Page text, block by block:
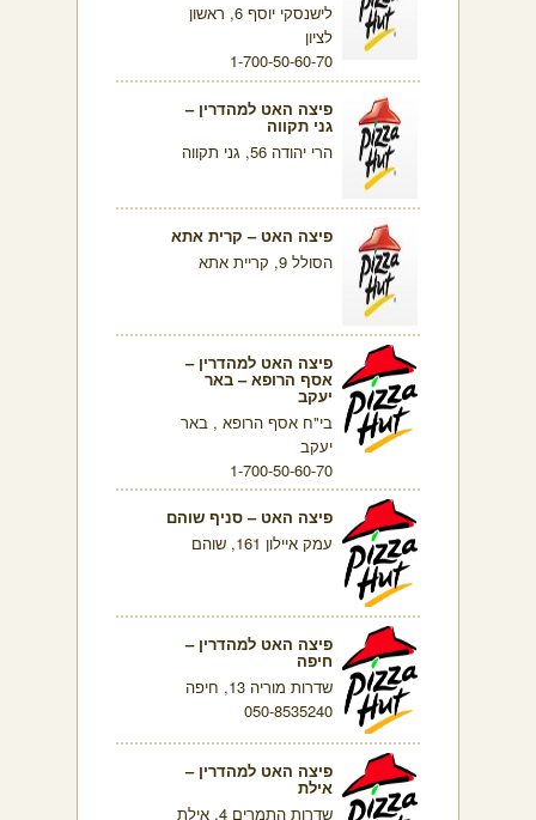
לישנסקי יוסף 6, ראשון
לציון
1-700-50-60-70
פיצה האט למהדרין –
גני תקווה
הרי יהודה 56, גני תקווה
פיצה האט – קרית אתא
הסולל 9, קריית אתא
פיצה האט למהדרין –
אסף הרופא – באר
יעקב
בי"ח אסף הרופא , באר
יעקב
1-700-50-60-70
פיצה האט – סניף שוהם
עמק איילון 161, שוהם
פיצה האט למהדרין –
חיפה
שדרות מוריה 13, חיפה
050-8535240
פיצה האט למהדרין –
אילת
שדרות התמרים 4, אילת